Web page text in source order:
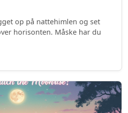
op på nattehimlen og set
horisonten. Måske har du